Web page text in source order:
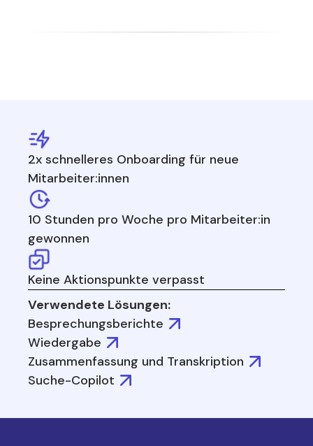
2x schnelleres Onboarding für neue
Mitarbeiter:innen
10 Stunden pro Woche pro Mitarbeiter:in
gewonnen
Keine Aktionspunkte verpasst
Verwendete Lösungen:
Besprechungsberichte
Wiedergabe
Zusammenfassung und Transkription
Suche-Copilot